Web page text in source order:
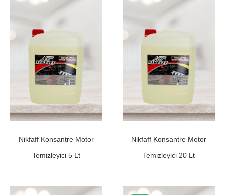
Nikfaff Konsantre Motor
Temizleyici 5 Lt
Nikfaff Konsantre Motor
Temizleyici 20 Lt